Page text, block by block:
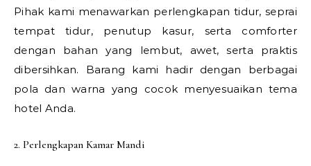
Pihak kami menawarkan perlengkapan tidur, seprai
tempat tidur, penutup kasur, serta comforter
dengan bahan yang lembut, awet, serta praktis
dibersihkan. Barang kami hadir dengan berbagai
pola dan warna yang cocok menyesuaikan tema
hotel Anda.
2. Perlengkapan Kamar Mandi